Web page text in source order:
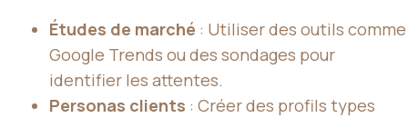
Études de marché : Utiliser des outils comme
Google Trends ou des sondages pour
identifier les attentes.
Personas clients : Créer des profils types